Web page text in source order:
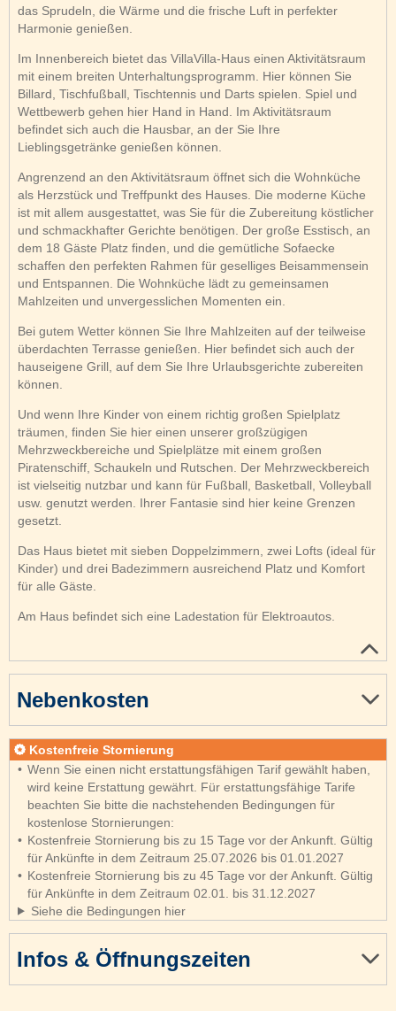
das Sprudeln, die Wärme und die frische Luft in perfekter
Harmonie genießen.
Im Innenbereich bietet das VillaVilla-Haus einen Aktivitätsraum
mit einem breiten Unterhaltungsprogramm. Hier können Sie
Billard, Tischfußball, Tischtennis und Darts spielen. Spiel und
Wettbewerb gehen hier Hand in Hand. Im Aktivitätsraum
befindet sich auch die Hausbar, an der Sie Ihre
Lieblingsgetränke genießen können.
Angrenzend an den Aktivitätsraum öffnet sich die Wohnküche
als Herzstück und Treffpunkt des Hauses. Die moderne Küche
ist mit allem ausgestattet, was Sie für die Zubereitung köstlicher
und schmackhafter Gerichte benötigen. Der große Esstisch, an
dem 18 Gäste Platz finden, und die gemütliche Sofaecke
schaffen den perfekten Rahmen für geselliges Beisammensein
und Entspannen. Die Wohnküche lädt zu gemeinsamen
Mahlzeiten und unvergesslichen Momenten ein.
Bei gutem Wetter können Sie Ihre Mahlzeiten auf der teilweise
überdachten Terrasse genießen. Hier befindet sich auch der
hauseigene Grill, auf dem Sie Ihre Urlaubsgerichte zubereiten
können.
Und wenn Ihre Kinder von einem richtig großen Spielplatz
träumen, finden Sie hier einen unserer großzügigen
Mehrzweckbereiche und Spielplätze mit einem großen
Piratenschiff, Schaukeln und Rutschen. Der Mehrzweckbereich
ist vielseitig nutzbar und kann für Fußball, Basketball, Volleyball
usw. genutzt werden. Ihrer Fantasie sind hier keine Grenzen
gesetzt.
Das Haus bietet mit sieben Doppelzimmern, zwei Lofts (ideal für
Kinder) und drei Badezimmern ausreichend Platz und Komfort
für alle Gäste.
Am Haus befindet sich eine Ladestation für Elektroautos.
Infos & Öffnungszeiten
Nebenkosten
Kostenfreie Stornierung
Wenn Sie einen nicht erstattungsfähigen Tarif gewählt haben,
wird keine Erstattung gewährt. Für erstattungsfähige Tarife
beachten Sie bitte die nachstehenden Bedingungen für
kostenlose Stornierungen:
Kostenfreie Stornierung bis zu 15 Tage vor der Ankunft. Gültig
für Ankünfte in dem Zeitraum 25.07.2026 bis 01.01.2027
Kostenfreie Stornierung bis zu 45 Tage vor der Ankunft. Gültig
für Ankünfte in dem Zeitraum 02.01. bis 31.12.2027
Siehe die Bedingungen hier